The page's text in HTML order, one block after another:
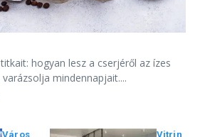
hogyan lesz a cserjéről az ízes
mindennapjait....
Város
Vitrin